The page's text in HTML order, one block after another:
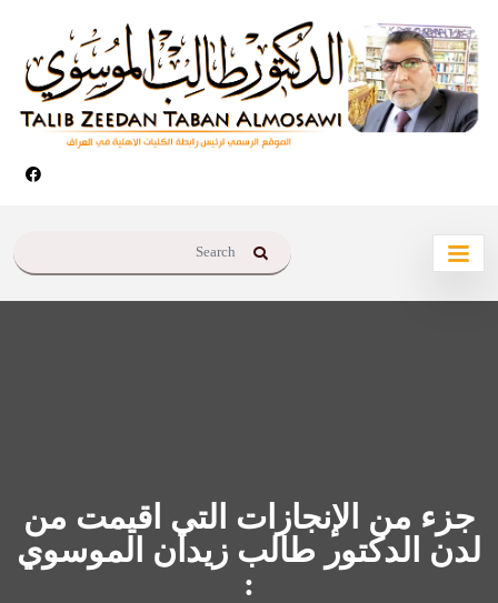
جزء من الإنجازات التي اقيمت من
لدن الدكتور طالب زيدان الموسوي
: